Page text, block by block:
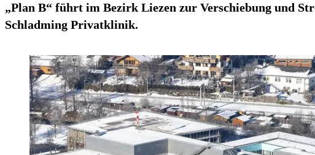
„Plan B“ führt im Bezirk Liezen zur Verschiebung und
Schladming Privatklinik.